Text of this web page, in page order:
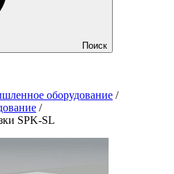
Поиск
оборудование /
/
SPK-SL